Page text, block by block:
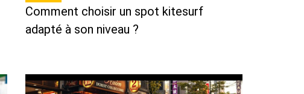
Comment choisir un spot kitesurf
adapté à son niveau ?